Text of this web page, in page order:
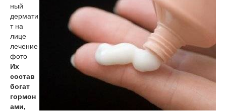
ный
дермати
т на
лице
лечение
фото
Их
состав
богат
гормон
ами,